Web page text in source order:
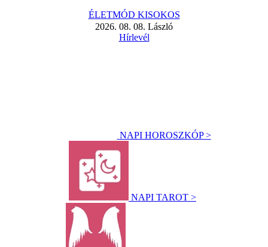
ÉLETMÓD KISOKOS
2026. 08. 08. László
Hírlevél
NAPI HOROSZKÓP >
NAPI TAROT >